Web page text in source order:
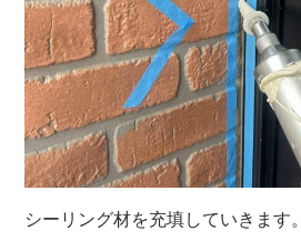
シーリング材を充填していきます。